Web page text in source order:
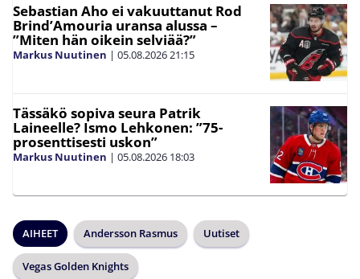
Sebastian Aho ei vakuuttanut Rod
Brind’Amouria uransa alussa –
”Miten hän oikein selviää?”
Markus Nuutinen | 05.08.202621:15
Tässäkö sopiva seura Patrik
Laineelle? Ismo Lehkonen: ”75-
prosenttisesti uskon”
Markus Nuutinen | 05.08.2026 18:03
AIHEET Andersson Rasmus Uutiset
Vegas Golden Knights